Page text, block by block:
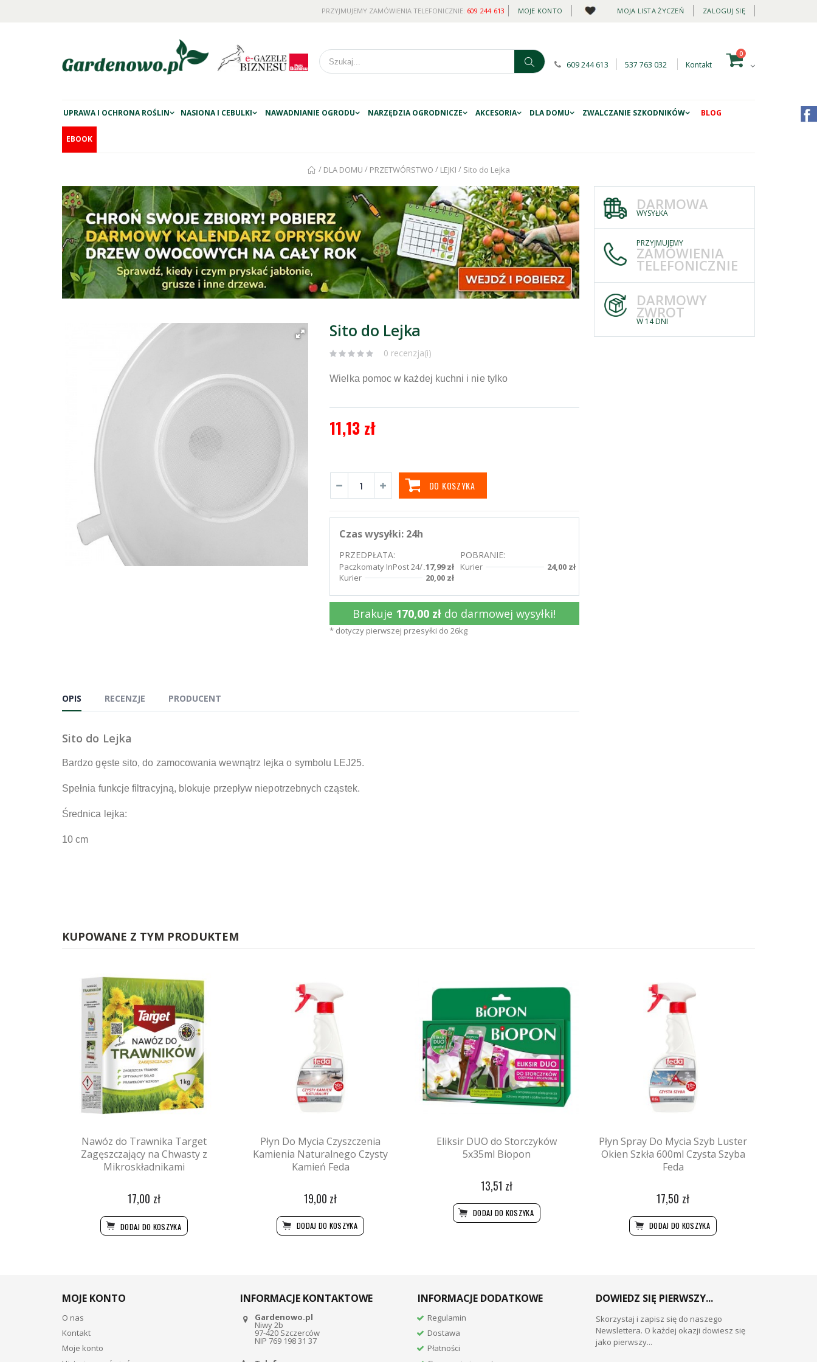
MOJE KONTO MOJA LISTA ŻYCZEŃ ZALOGUJ SIĘ
PRZYJMUJEMY ZAMÓWIENIA TELEFONICZNIE: 609 244 613
609 244 613 537 763 032 Kontakt
0
UPRAWA I OCHRONA ROŚLIN NASIONA I CEBULKI NAWADNIANIE OGRODU NARZĘDZIA OGRODNICZE AKCESORIA DLA DOMU ZWALCZANIE SZKODNIKÓW BLOG
EBOOK
/ DLA DOMU / PRZETWÓRSTWO / LEJKI / Sito do Lejka
Sito do Lejka
0 recenzja(i)
Wielka pomoc w każdej kuchni i nie tylko
11,13 zł
DO KOSZYKA
Czas wysyłki: 24h
PRZEDPŁATA:
Paczkomaty InPost 24/717,99 zł
Kurier
20,00 zł
POBRANIE:
Kurier 24,00 zł
Brakuje 170,00 zł do darmowej wysyłki!
* dotyczy pierwszej przesyłki do 26kg
OPIS RECENZJE PRODUCENT
Sito do Lejka
Bardzo gęste sito, do zamocowania wewnątrz lejka o symbolu LEJ25.
Spełnia funkcje filtracyjną, blokuje przepływ niepotrzebnych cząstek.
Średnica lejka:
10 cm
DARMOWA
WYSYŁKA
PRZYJMUJEMY
ZAMÓWIENIA
TELEFONICZNIE
DARMOWY
ZWROT
W 14 DNI
KUPOWANE Z TYM PRODUKTEM
Nawóz do Trawnika Target
Zagęszczający na Chwasty z
Mikroskładnikami
17,00 zł
DODAJ DO KOSZYKA
Płyn Do Mycia Czyszczenia
Kamienia Naturalnego Czysty
Kamień Feda
19,00 zł
DODAJ DO KOSZYKA
Eliksir DUO do Storczyków
5x35ml Biopon
13,51 zł
DODAJ DO KOSZYKA
Płyn Spray Do Mycia Szyb Luster
Okien Szkła 600ml Czysta Szyba
Feda
17,50 zł
DODAJ DO KOSZYKA
MOJE KONTO
O nas
Kontakt
Moje konto
INFORMACJE KONTAKTOWE
Gardenowo.pl
Niwy 2b
97-420 Szczerców
NIP 769 198 31 37
INFORMACJE DODATKOWE
Regulamin
Dostawa
Płatności
DOWIEDZ SIĘ PIERWSZY...
Skorzystaj i zapisz się do naszego
Newslettera. O każdej okazji dowiesz się
jako pierwszy...